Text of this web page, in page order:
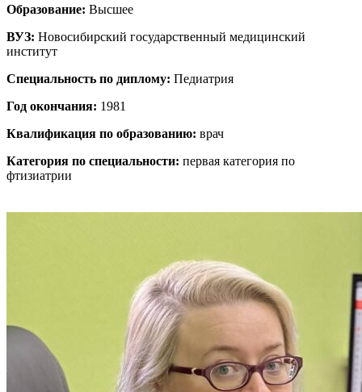
Образование: Высшее
ВУЗ: Новосибирский государственный медицинский
институт
Специальность по диплому: Педиатрия
Год окончания: 1981
Квалификация по образованию: врач
Категория по специальности: первая категория по
фтизиатрии